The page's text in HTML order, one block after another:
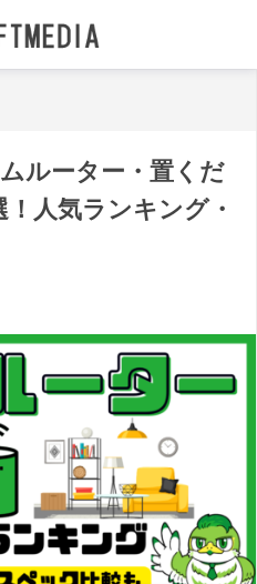
ルーター・置くだ
人気ランキング・